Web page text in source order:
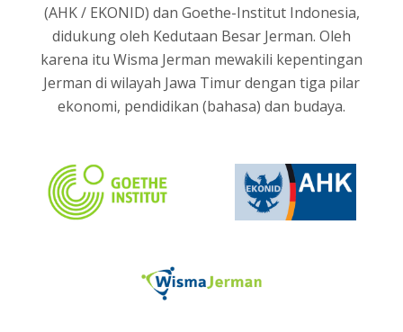
(AHK / EKONID) dan Goethe-Institut Indonesia,
didukung oleh Kedutaan Besar Jerman. Oleh
karena itu Wisma Jerman mewakili kepentingan
Jerman di wilayah Jawa Timur dengan tiga pilar
ekonomi, pendidikan (bahasa) dan budaya.